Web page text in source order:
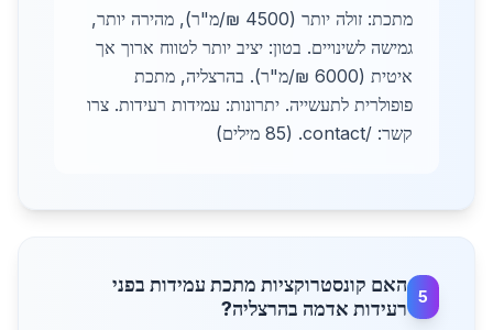
מתכת: זולה יותר (4500 ₪/מ"ר), מהירה יותר,
גמישה לשינויים. בטון: יציב יותר לטווח ארוך אך
איטית (6000 ₪/מ"ר). בהרצליה, מתכת
פופולרית לתעשייה. יתרונות: עמידות רעידות. צרו
קשר: /contact. (85 מילים)
5
האם קונסטרוקציות מתכת עמידות בפני
רעידות אדמה בהרצליה?